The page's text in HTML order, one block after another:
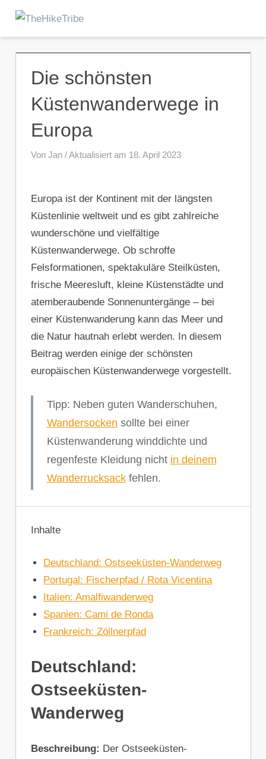
Zum
Die schönsten
Küstenwanderwege in
Europa
Von Jan / Aktualisiert am 18. April 2023
Europa ist der Kontinent mit der längsten
Küstenlinie weltweit und es gibt zahlreiche
wunderschöne und vielfältige
Küstenwanderwege. Ob schroffe
Felsformationen, spektakuläre Steilküsten,
frische Meeresluft, kleine Küstenstädte und
atemberaubende Sonnenuntergänge – bei
einer Küstenwanderung kann das Meer und
die Natur hautnah erlebt werden. In diesem
Beitrag werden einige der schönsten
europäischen Küstenwanderwege vorgestellt.
Tipp: Neben guten Wanderschuhen,
Wandersocken sollte bei einer
Küstenwanderung winddichte und
regenfeste Kleidung nicht in deinem
Wanderrucksackfehlen.
Inhalte
Deutschland: Ostseeküsten-Wanderweg
Portugal: Fischerpfad / Rota Vicentina
Italien: Amalfiwanderweg
Spanien: Cami de Ronda
Frankreich: Zöllnerpfad
Deutschland:
Ostseeküsten-
Wanderweg
Beschreibung: Der Ostseeküsten-